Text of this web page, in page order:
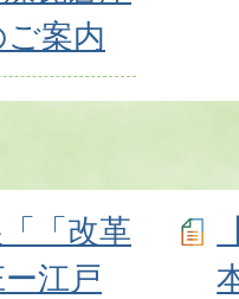
案内
「「改革
江戸